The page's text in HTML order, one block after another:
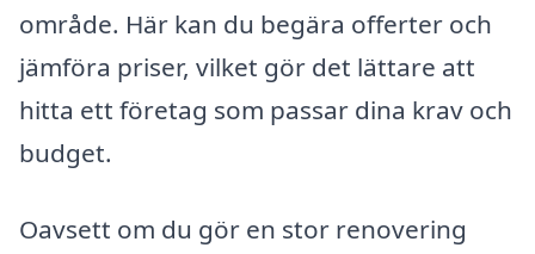
område. Här kan du begära offerter och
jämföra priser, vilket gör det lättare att
hitta ett företag som passar dina krav och
budget.
Oavsett om du gör en stor renovering